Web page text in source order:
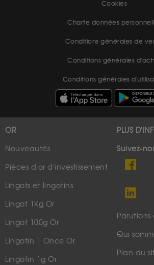
Cookies
Charte données
Conditions générales de
Conditions générales
Conditions générales
OR
Nouveautés
Pièces d'or d'investissement
Lingots et lingotins
Lingot 1Kg Or
Lingot 100g Or
Lingotin 1 Once Or
Lingotin 1g Or
PLUS
Suivez-
Parutions
Qui
Plan du